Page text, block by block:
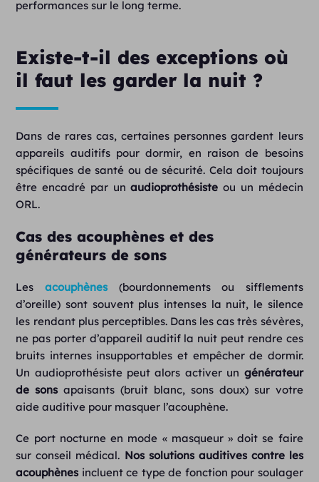
performances sur le long terme.
Existe-t-il des exceptions où
il faut les garder la nuit ?
Dans de rares cas, certaines personnes gardent leurs
appareils auditifs pour dormir, en raison de besoins
spécifiques de santé ou de sécurité. Cela doit toujours
être encadré par unaudioprothésiste ou un médecin
ORL.
Cas des acouphènes et des
générateurs de sons
Les acouphènes(bourdonnements ou sifflements
d’oreille) sont souvent plus intenses la nuit, le silence
les rendant plus perceptibles. Dans les cas très sévères,
ne pas porter d’appareil auditif la nuit peut rendre ces
bruits internes insupportables et empêcher de dormir.
Un audioprothésiste peut alors activer un générateur
de sons apaisants (bruit blanc, sons doux) sur votre
aide auditive pour masquer l’acouphène.
Ce port nocturne en mode « masqueur » doit se faire
sur conseil médical. Nos solutions auditives contre les
acouphènes incluent ce type de fonction pour soulager